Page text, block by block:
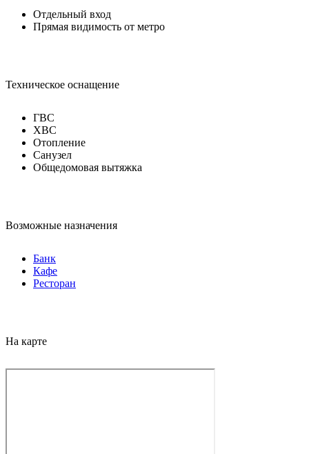
Отдельный вход
Прямая видимость от метро
Техническое оснащение
ГВС
ХВС
Отопление
Санузел
Общедомовая вытяжка
Возможные назначения
Банк
Кафе
Ресторан
На карте